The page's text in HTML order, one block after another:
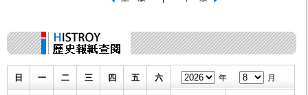
日 一 二 三 四 五 六 年 月